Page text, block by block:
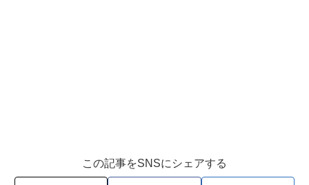
この記事をSNSにシェアする